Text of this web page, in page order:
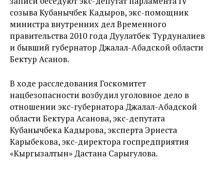
созыва Кубанычбек Кадыров, экс-помощник
министра внутренних дел Временного
правительства 2010 года Дуулатбек Турдуналиев
и бывший губернатор Джалал-Абадской области
Бектур Асанов.
В ходе расследования Госкомитет
нацбезопасности возбудил уголовное дело в
отношении экс-губернатора Джалал-Абадской
области Бектура Асанова, экс-депутата
Кубанычбека Кадырова, эксперта Эрнеста
Карыбекова, экс-директора госпредприятия
«Кыргызалтын» Дастана Сарыгулова.